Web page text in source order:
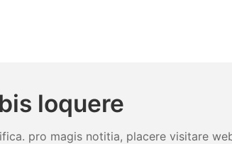
loquere
pro magis notitia, placere visitare